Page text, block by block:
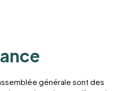
générale sont des